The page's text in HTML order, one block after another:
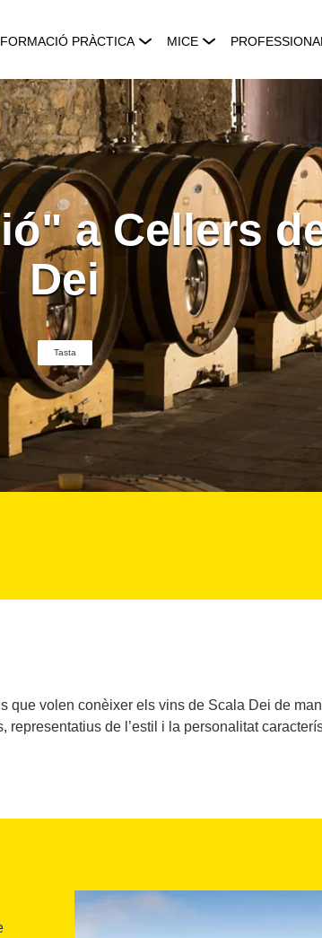
PRÀCTICA MICE
a Cellers
Dei
Tasta
volen conèixer els vins de Scala Dei de
de l’estil i la personalitat